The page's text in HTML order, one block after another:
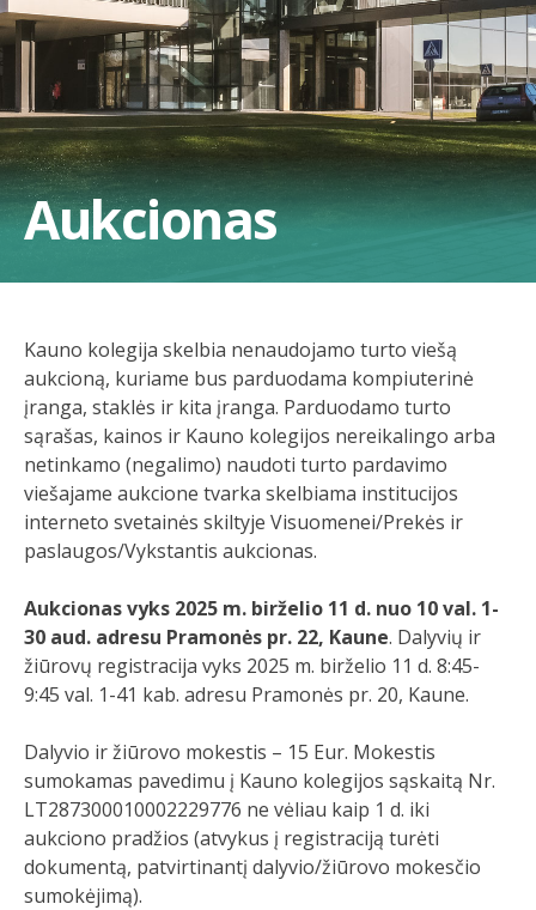
Aukcionas
Kauno kolegija skelbia nenaudojamo turto viešą
aukcioną, kuriame bus parduodama kompiuterinė
įranga, staklės ir kita įranga. Parduodamo turto
sąrašas, kainos ir Kauno kolegijos nereikalingo arba
netinkamo (negalimo) naudoti turto pardavimo
viešajame aukcione tvarka skelbiama institucijos
interneto svetainės skiltyje Visuomenei/Prekės ir
paslaugos/Vykstantis aukcionas.
Aukcionas vyks 2025 m. birželio 11 d. nuo 10 val. 1-
30 aud. adresu Pramonės pr. 22, Kaune. Dalyvių ir
žiūrovų registracija vyks 2025 m. birželio 11 d. 8:45-
9:45 val. 1-41 kab. adresu Pramonės pr. 20, Kaune.
Dalyvio ir žiūrovo mokestis – 15 Eur. Mokestis
sumokamas pavedimu į Kauno kolegijos sąskaitą Nr.
LT287300010002229776 ne vėliau kaip 1 d. iki
aukciono pradžios (atvykus į registraciją turėti
dokumentą, patvirtinantį dalyvio/žiūrovo mokesčio
sumokėjimą).